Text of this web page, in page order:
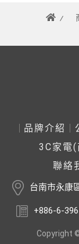
品牌介紹
3C家電
聯絡
台南市永康
+886-6-
Copyright